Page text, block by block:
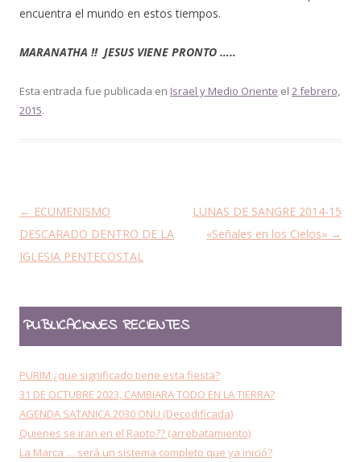
encuentra el mundo en estos tiempos.
MARANATHA !! JESUS VIENE PRONTO …..
Esta entrada fue publicada en Israel y Medio Oriente el 2 febrero,
2015.
Navegación de entradas
← ECUMENISMO
DESCARADO DENTRO DE LA
IGLESIA PENTECOSTAL
LUNAS DE SANGRE 2014-15
«Señales en los Cielos» →
PUBLICACIONES RECIENTES
PURIM ¿que significado tiene esta fiesta?
31 DE OCTUBRE 2023, CAMBIARA TODO EN LA TIERRA?
AGENDA SATANICA 2030 ONU (Decodificada)
Quienes se iran en el Rapto?? (arrebatamiento)
La Marca … será un sistema completo que ya inició?